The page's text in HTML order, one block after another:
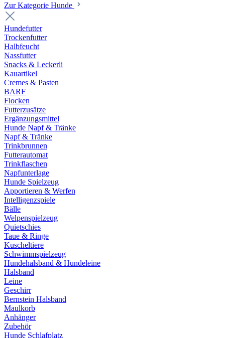
Zur Kategorie Hunde
Hundefutter
Trockenfutter
Halbfeucht
Nassfutter
Snacks & Leckerli
Kauartikel
Cremes & Pasten
BARF
Flocken
Futterzusätze
Ergänzungsmittel
Hunde Napf & Tränke
Napf & Tränke
Trinkbrunnen
Futterautomat
Trinkflaschen
Napfunterlage
Hunde Spielzeug
Apportieren & Werfen
Intelligenzspiele
Bälle
Welpenspielzeug
Quietschies
Taue & Ringe
Kuscheltiere
Schwimmspielzeug
Hundehalsband & Hundeleine
Halsband
Leine
Geschirr
Bernstein Halsband
Maulkorb
Anhänger
Zubehör
Hunde Schlafplatz